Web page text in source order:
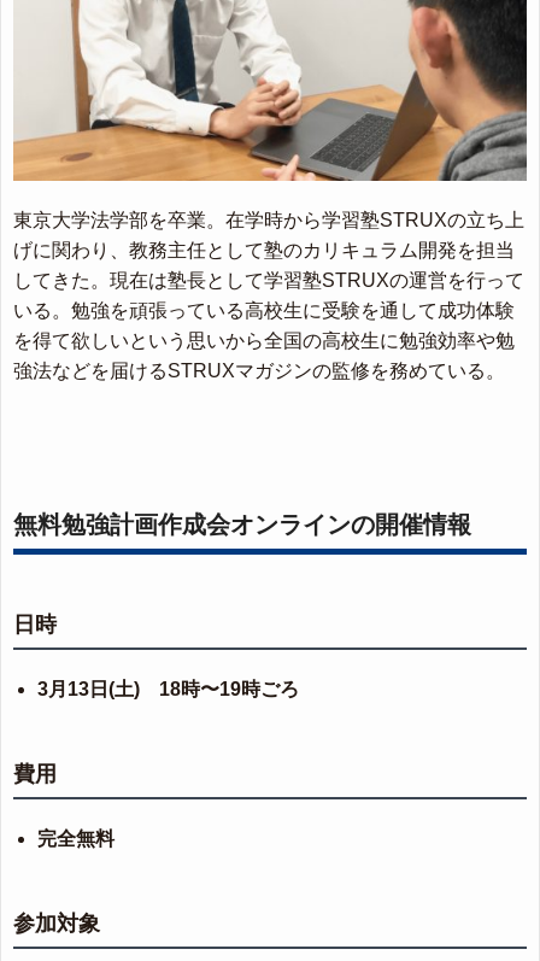
東京大学法学部を卒業。在学時から学習塾STRUXの立ち上
げに関わり、教務主任として塾のカリキュラム開発を担当
してきた。現在は塾長として学習塾STRUXの運営を行って
いる。勉強を頑張っている高校生に受験を通して成功体験
を得て欲しいという思いから全国の高校生に勉強効率や勉
強法などを届けるSTRUXマガジンの監修を務めている。
無料勉強計画作成会オンラインの開催情報
日時
3月13日(土) 18時〜19時ごろ
費用
完全無料
参加対象